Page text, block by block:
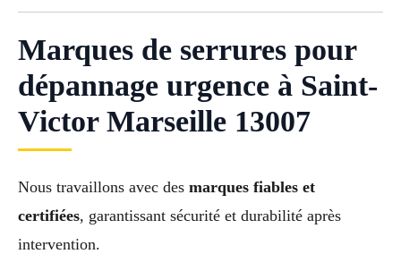
Marques de serrures pour
dépannage urgence à Saint-
Victor Marseille 13007
Nous travaillons avec des marques fiables et
certifiées, garantissant sécurité et durabilité après
intervention.